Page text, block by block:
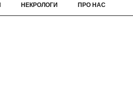
НЕКРОЛОГИ ПРО НАС